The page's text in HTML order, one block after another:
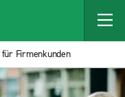
Firmenkunden